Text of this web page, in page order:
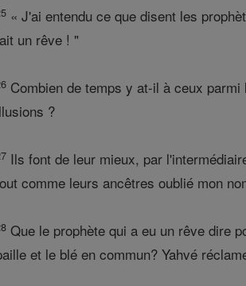
« J'ai entendu ce que disent les
un rêve ! "
Combien de temps y at-il à ceux
?
Ils font de leur mieux, par
comme leurs ancêtres oublié mon
Que le prophète qui a eu un rêve dire
et le blé en commun? Yahvé